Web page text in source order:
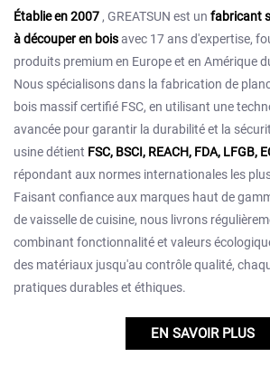
Établie en 2007 , GREATSUN est un fabricant
à découper en boisavec 17 ans d'expertise,
produits premium en Europe et en Amérique
Nous spécialisons dans la fabrication de
bois massif certifié FSC, en utilisant une
avancée pour garantir la durabilité et la
usine détient FSC, BSCI, REACH, FDA, LFGB,
répondant aux normes internationales les
Faisant confiance aux marques haut de
de vaisselle de cuisine, nous livrons
combinant fonctionnalité et valeurs
des matériaux jusqu'au contrôle qualité,
pratiques durables et éthiques.
EN SAVOIR PLUS